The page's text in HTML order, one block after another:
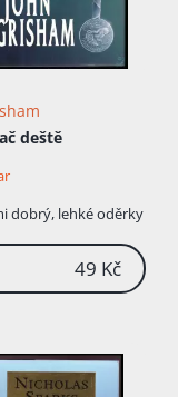
deště
dobrý, lehké oděrky
49 Kč